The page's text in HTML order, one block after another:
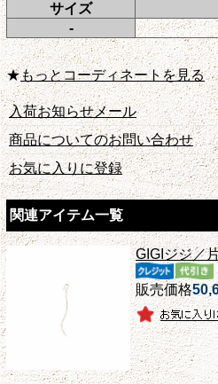
サイズ
-
★もっとコーディネートを見る
入荷お知らせメール
商品についてのお問い合わせ
お気に入りに登録
関連アイテム一覧
GIGIジジ／
販売価格